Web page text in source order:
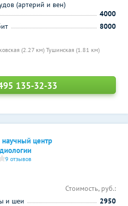
(2.27 км)Тушинская (1.81 км)
(артерий и вен)
4000
8000
135-32-33
научный центр
9 отзывов
Стоимость, руб.:
и шеи
2950